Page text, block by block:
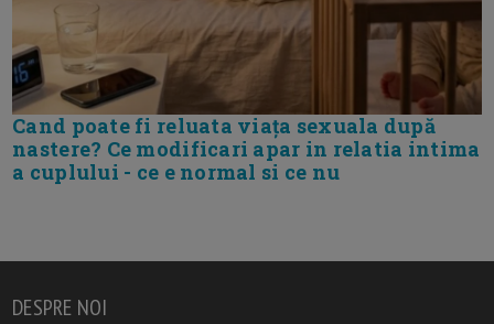
Cand poate fi reluata viața sexuala după
nastere? Ce modificari apar in relatia intima
a cuplului - ce e normal si ce nu
DESPRE NOI